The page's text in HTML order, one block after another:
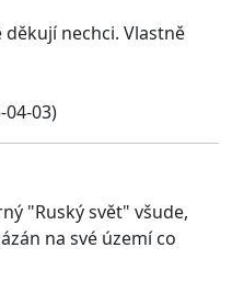
děkují nechci. Vlastně
04-03)
"Ruský svět" všude,
na své území co